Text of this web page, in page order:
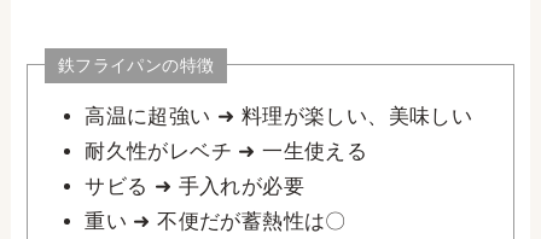
鉄フライパンの特徴
高温に超強い ➜ 料理が楽しい、美味しい
耐久性がレベチ ➜ 一生使える
サビる ➜ 手入れが必要
重い ➜ 不便だが蓄熱性は〇